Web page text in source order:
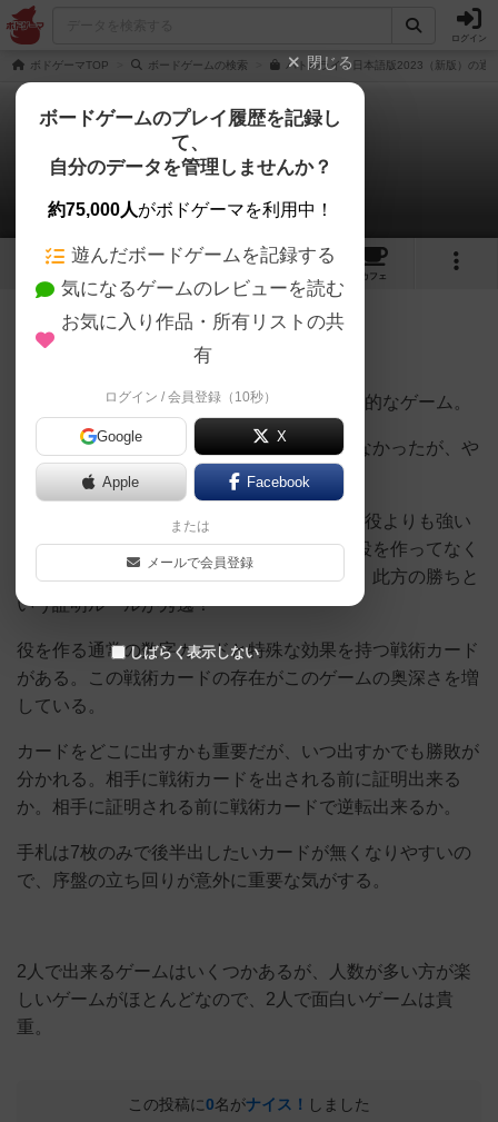
ログイン
ボドゲーマTOP ボードゲームの検索 バトルライン日本語版2023（新版）の通
バトルライン
フォントルロイさんのレビュー
42 5 105
カフェ
506名 0名 0 約9年前
2人専用でありながら、非常に奥が深い戦略的なゲーム。
買ってやる前はそれほど面白そうとは思わなかったが、や
ったら想像以上に面白かった。
3枚のカードの組み合わせで役を作り相手の役よりも強い
役を作るという簡単なルールだが、相手が役を作ってなく
ても此方の役を上回れないと判断出来れば、此方の勝ちと
いう証明ルールが秀逸！
役を作る通常の数字カードと特殊な効果を持つ戦術カード
がある。この戦術カードの存在がこのゲームの奥深さを増
している。
カードをどこに出すかも重要だが、いつ出すかでも勝敗が
分かれる。相手に戦術カードを出される前に証明出来る
か。相手に証明される前に戦術カードで逆転出来るか。
手札は7枚のみで後半出したいカードが無くなりやすいの
で、序盤の立ち回りが意外に重要な気がする。
2人で出来るゲームはいくつかあるが、人数が多い方が楽
しいゲームがほとんどなので、2人で面白いゲームは貴
重。
この投稿に0名がナイス！ しました
閉じる
ボードゲームのプレイ履歴を記録し
て、
自分のデータを管理しませんか？
約75,000人がボドゲーマを利用中！
遊んだボードゲームを記録する
気になるゲームのレビューを読む
お気に入り作品・所有リストの共
有
ログイン / 会員登録（10秒）
Google X
Apple Facebook
または
メールで会員登録
しばらく表示しない